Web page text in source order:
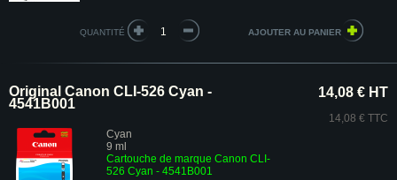
QUANTITÉ
Original Canon CLI-526 Cyan -
4541B001
Cyan
9 ml
Cartouche de marque Canon CLI-
526 Cyan - 4541B001
14,08 € HT
14,08 € TTC